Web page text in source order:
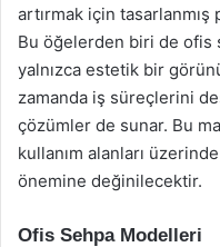
artırmak için
Bu öğelerden biri de ofis
yalnızca estetik bir
zamanda iş süreçlerini
çözümler de sunar. Bu
kullanım alanları
önemine değinilecektir.
Ofis Sehpa Modelleri